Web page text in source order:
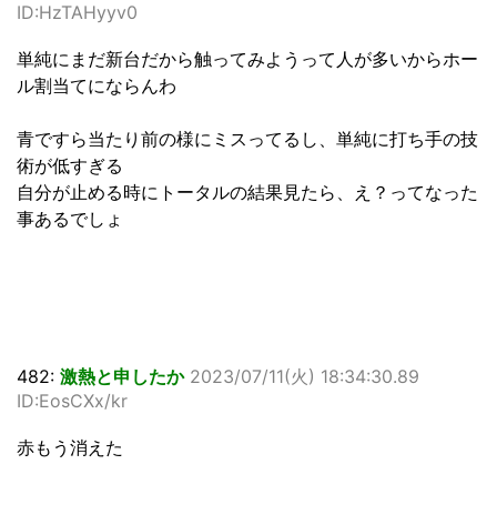
ID:HzTAHyyv0
単純にまだ新台だから触ってみようって人が多いからホー
ル割当てにならんわ
青ですら当たり前の様にミスってるし、単純に打ち手の技
術が低すぎる
自分が止める時にトータルの結果見たら、え？ってなった
事あるでしょ
482: 激熱と申したか 2023/07/11(火) 18:34:30.89
ID:EosCXx/kr
赤もう消えた